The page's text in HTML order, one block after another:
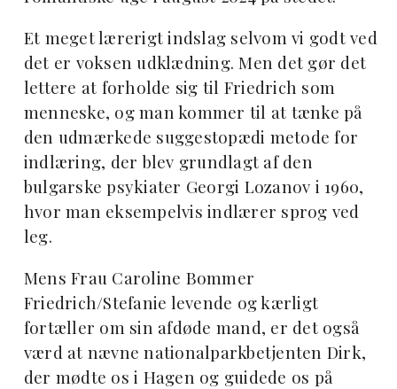
Et meget lærerigt indslag selvom vi godt ved
det er voksen udklædning. Men det gør det
lettere at forholde sig til Friedrich som
menneske, og man kommer til at tænke på
den udmærkede suggestopædi metode for
indlæring, der blev grundlagt af den
bulgarske psykiater Georgi Lozanov i 1960,
hvor man eksempelvis indlærer sprog ved
leg.
Mens Frau Caroline Bommer
Friedrich/Stefanie levende og kærligt
fortæller om sin afdøde mand, er det også
værd at nævne nationalparkbetjenten Dirk,
der mødte os i Hagen og guidede os på